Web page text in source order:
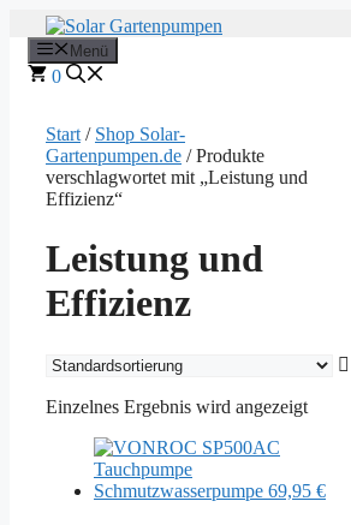
Inhalt
springen
Menü
0
Start / Shop Solar-
Gartenpumpen.de / Produkte
verschlagwortet mit „Leistung und
Effizienz“
Leistung und
Effizienz
Einzelnes Ergebnis wird angezeigt